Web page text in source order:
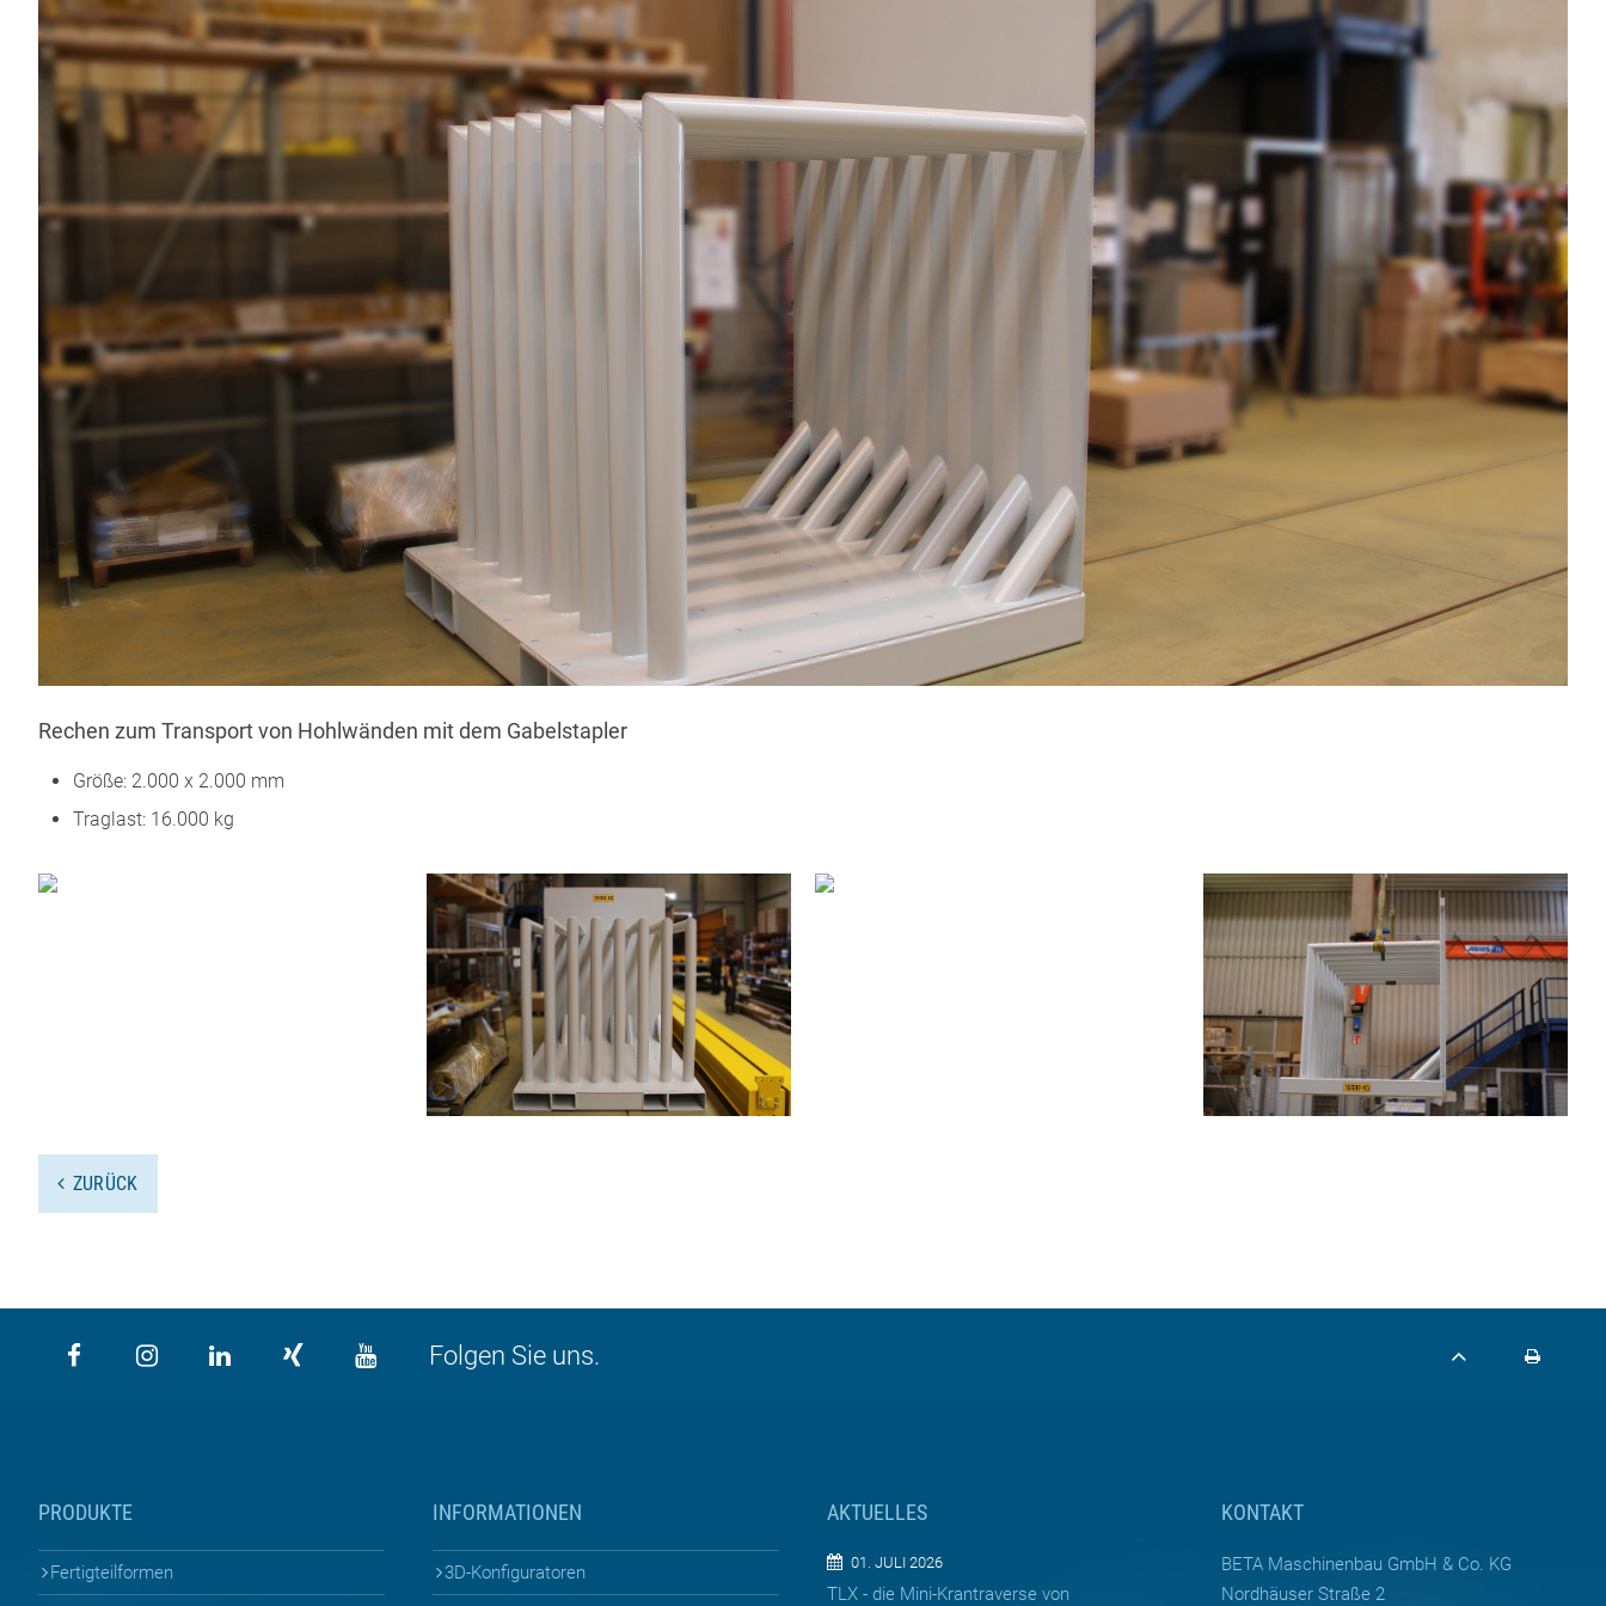
Rechen zum Transport von Hohlwänden mit dem Gabelstapler
Größe: 2.000 x 2.000 mm
Traglast: 16.000 kg
ZURÜCK
Folgen Sie uns.
PRODUKTE
Fertigteilformen
INFORMATIONEN
3D-Konfiguratoren
AKTUELLES
01. JULI 2026
TLX - die Mini-Krantraverse von
KONTAKT
BETA Maschinenbau GmbH & Co. KG
Nordhäuser Straße 2